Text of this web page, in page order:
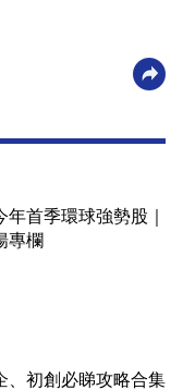
年首季環球強勢股｜
專欄
、初創必睇攻略合集